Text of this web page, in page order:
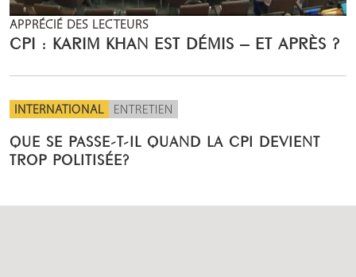
APPRÉCIÉ DES LECTEURS
CPI : KARIM KHAN EST DÉMIS – ET APRÈS ?
INTERNATIONAL ENTRETIEN
QUE SE PASSE-T-IL QUAND LA CPI DEVIENT
TROP POLITISÉE?